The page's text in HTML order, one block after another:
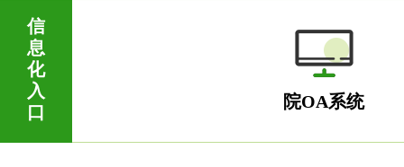
信
息
化
入
口
院OA系统